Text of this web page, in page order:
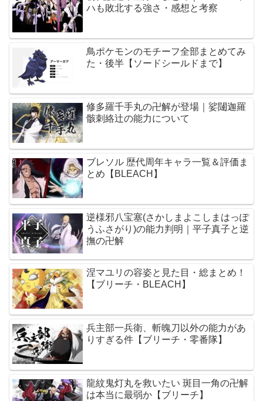
ハも敗北する強さ・感想と考察
鳥ポケモンのモチーフ全部まとめてみ
た・後半【ソードシールドまで】
修多羅千手丸の卍解が登場｜娑闥迦羅
骸刺絡辻の能力について
ブレソル 歴代周年キャラ一覧＆評価ま
とめ【BLEACH】
逆様邪八宝塞(さかしまよこしまはっぽ
うふさがり)の能力判明｜平子真子と逆
撫の卍解
涅マユリの容姿と見た目・総まとめ！
【ブリーチ・BLEACH】
兵主部一兵衛、斬魄刀以外の能力があ
りすぎる件【ブリーチ・零番隊】
龍紋鬼灯丸を救いたい 斑目一角の卍解
は本当に最弱か【ブリーチ】